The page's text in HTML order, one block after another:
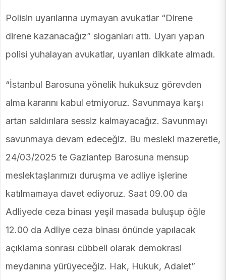
Polisin uyarılarına uymayan avukatlar “Direne
direne kazanacağız” sloganları attı. Uyarı yapan
polisi yuhalayan avukatlar, uyarıları dikkate almadı.
“İstanbul Barosuna yönelik hukuksuz görevden
alma kararını kabul etmiyoruz. Savunmaya karşı
artan saldırılara sessiz kalmayacağız. Savunmayı
savunmaya devam edeceğiz. Bu mesleki mazeretle,
24/03/2025 te Gaziantep Barosuna mensup
meslektaşlarımızı duruşma ve adliye işlerine
katılmamaya davet ediyoruz. Saat 09.00 da
Adliyede ceza binası yeşil masada buluşup öğle
12.00 da Adliye ceza binası önünde yapılacak
açıklama sonrası cübbeli olarak demokrasi
meydanına yürüyeceğiz. Hak, Hukuk, Adalet”